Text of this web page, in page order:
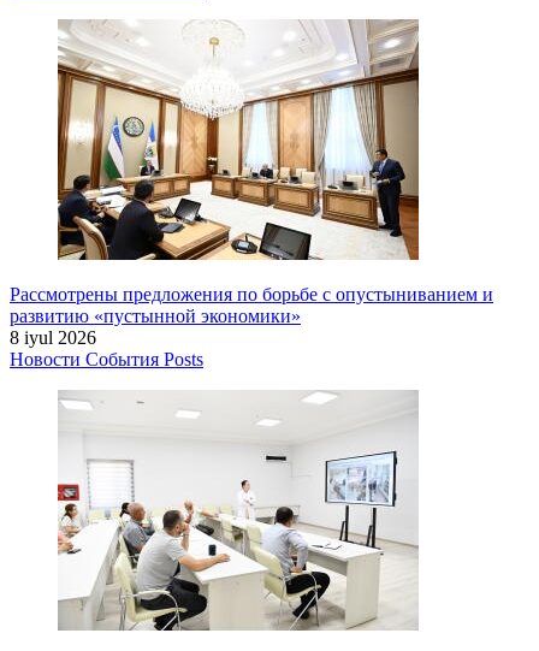
Рассмотрены предложения по борьбе с опустыниванием и
развитию «пустынной экономики»
8 iyul 2026
Новости События Posts